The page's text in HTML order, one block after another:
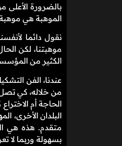
بالضرورة الأعلى
الموهبة هي موهبة
نقول دائما
موهبتنا، لكن
الكثير من
عندنا، الفن
من خلاله، كي تصل
الحاجة أم
البلدان الأخرى،
متقدم. هذه هي
بسهولة وربما لا